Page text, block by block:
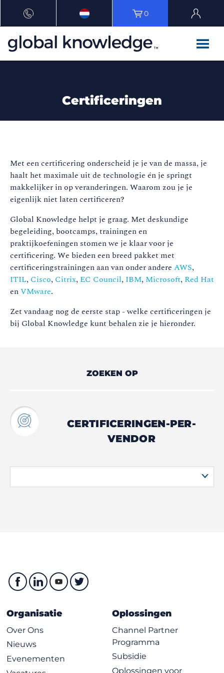
0
Certificeringen
Met een certificering onderscheid je je van de massa, je
haalt het maximale uit de technologie én je springt
makkelijker in op veranderingen. Waarom zou je je
eigenlijk niet laten certificeren?
Global Knowledge helpt je graag. Met deskundige
begeleiding, bootcamps, trainingen en
praktijkoefeningen stomen we je klaar voor je
certificering. We bieden een breed pakket met
certificeringstrainingen aan van onder andere AWS,
ITIL, Cisco, Citrix, EC Council, IBM, Microsoft, Red Hat
enVMware.
Zet vandaag nog de eerste stap - welke certificeringen je
bij Global Knowledge kunt behalen zie je hieronder.
ZOEKEN OP
CERTIFICERINGEN-PER-
VENDOR
Organisatie
Over Ons
Nieuws
Evenementen
Oplossingen
Channel Partner
Programma
Subsidie
Oplossingen voor